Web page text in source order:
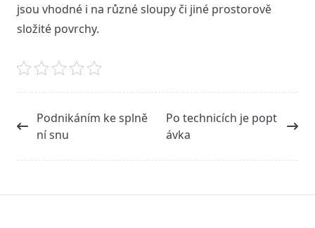
jsou vhodné i na různé sloupy či jiné prostorově
složité povrchy.
<span
class="nav-
Podnikáním ke splně
ní snu
Po technicích je popt
ávka